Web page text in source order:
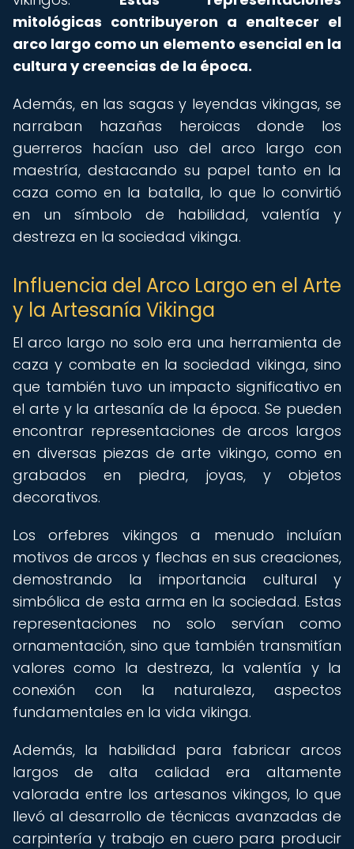
mitológicas contribuyeron a enaltecer el
arco largo como un elemento esencial en la
cultura y creencias de la época.
Además, en las sagas y leyendas vikingas, se
narraban hazañas heroicas donde los
guerreros hacían uso del arco largo con
maestría, destacando su papel tanto en la
caza como en la batalla, lo que lo convirtió
en un símbolo de habilidad, valentía y
destreza en la sociedad vikinga.
Influencia del Arco Largo en el Arte
y la Artesanía Vikinga
El arco largo no solo era una herramienta de
caza y combate en la sociedad vikinga, sino
que también tuvo un impacto significativo en
el arte y la artesanía de la época. Se pueden
encontrar representaciones de arcos largos
en diversas piezas de arte vikingo, como en
grabados en piedra, joyas, y objetos
decorativos.
Los orfebres vikingos a menudo incluían
motivos de arcos y flechas en sus creaciones,
demostrando la importancia cultural y
simbólica de esta arma en la sociedad. Estas
representaciones no solo servían como
ornamentación, sino que también transmitían
valores como la destreza, la valentía y la
conexión con la naturaleza, aspectos
fundamentales en la vida vikinga.
Además, la habilidad para fabricar arcos
largos de alta calidad era altamente
valorada entre los artesanos vikingos, lo que
llevó al desarrollo de técnicas avanzadas de
carpintería y trabajo en cuero para producir